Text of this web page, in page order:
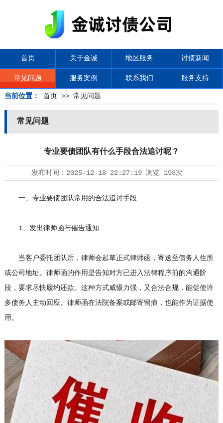
首页 关于金诚 地区服务 讨债新闻
常见问题 服务案例 联系我们 服务支持
当前位置： 首页 >> 常见问题
常见问题
专业要债团队有什么手段合法追讨呢？
发布时间： 2025-12-18 22:27:19浏览 193次
一、专业要债团队常用的合法追讨手段
1、发出律师函与催告通知
当客户委托团队后，律师会起草正式律师函，寄送至债务人住所
或公司地址。律师函的作用是告知对方已进入法律程序前的沟通阶
段，要求尽快履约还款。这种方式威慑力强，又合法合规，能促使许
多债务人主动回应。律师函在法院备案或邮寄留痕，也能作为证据使
用。